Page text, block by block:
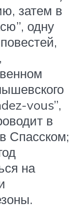
затем в
одну
vous”,
в
Спасском;
на